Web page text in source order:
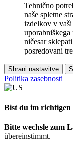
Tehnično
naše spletne
izdelkov v
uporabniškega
ničesar
posredovani
Shrani nastavitve
Politika zasebnosti
Bist du im richtigen
Bitte wechsle zum
übereinstimmt.